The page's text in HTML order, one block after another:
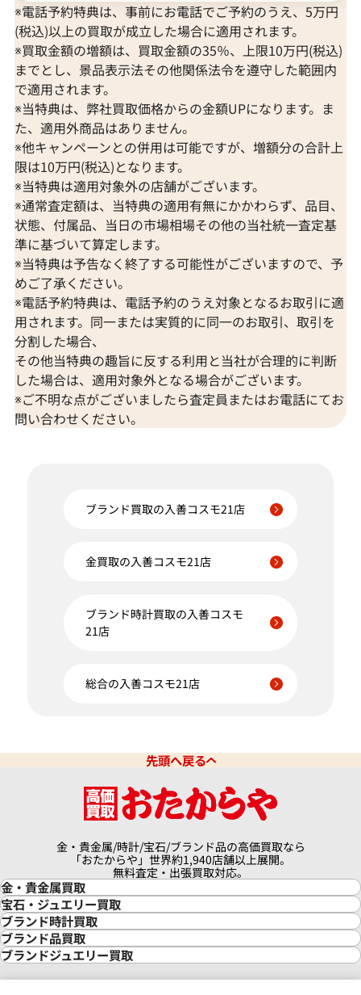
※電話予約特典は、事前にお電話でご予約のうえ、5万円
(税込)以上の買取が成立した場合に適用されます。
※買取金額の増額は、買取金額の35％、上限10万円(税込)
までとし、景品表示法その他関係法令を遵守した範囲内
で適用されます。
※当特典は、弊社買取価格からの金額UPになります。ま
た、適用外商品はありません。
※他キャンペーンとの併用は可能ですが、増額分の合計上
限は10万円(税込)となります。
※当特典は適用対象外の店舗がございます。
※通常査定額は、当特典の適用有無にかかわらず、品目、
状態、付属品、当日の市場相場その他の当社統一査定基
準に基づいて算定します。
※当特典は予告なく終了する可能性がございますので、予
めご了承ください。
※電話予約特典は、電話予約のうえ対象となるお取引に適
用されます。同一または実質的に同一のお取引、取引を
分割した場合、
その他当特典の趣旨に反する利用と当社が合理的に判断
した場合は、適用対象外となる場合がございます。
※ご不明な点がございましたら査定員またはお電話にてお
問い合わせください。
ブランド買取の入善コスモ21店
金買取の入善コスモ21店
ブランド時計買取の入善コスモ
21店
総合の入善コスモ21店
先頭へ戻る
金・貴金属/時計/宝石/ブランド品の高価買取なら
「おたからや」世界約1,940店舗以上展開。
無料査定・出張買取対応。
金・貴金属買取
金買取
金の相場価格情報
金の参考買取価格一覧
インゴット買取
インゴットの相場価格情報
24金買取
宝石・ジュエリー買取
宝石・ジュエリー買取
ダイヤモンド買取
ダイヤモンド・宝石の参考価格一覧
リング・結婚指輪買取
エメラルド買取
ブランド時計買取
時計買取
ロレックス買取
ロレックス デイトナ買取
ロレックス サブマリーナー買取
ブランド品買取
ブランド買取
ブランドジュエリー買取